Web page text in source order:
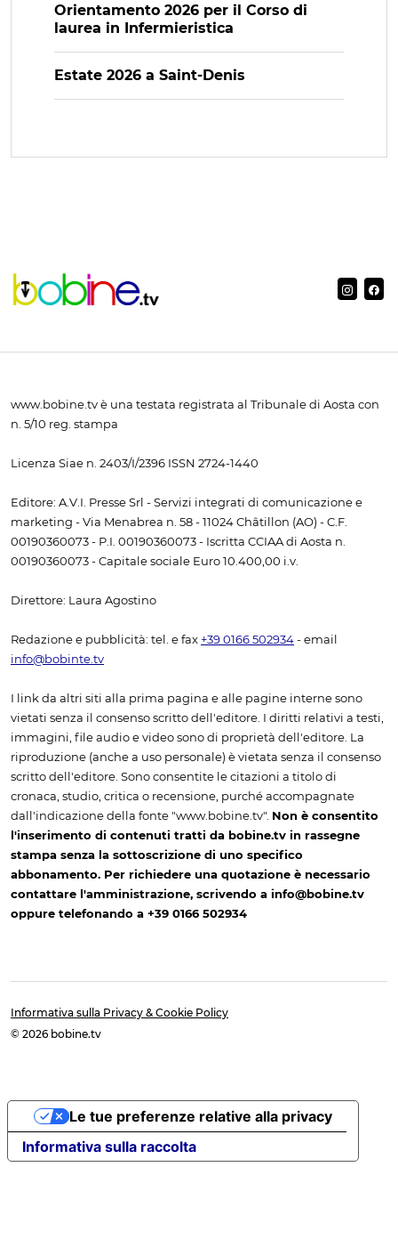
Orientamento 2026 per il Corso di
laurea in Infermieristica
Estate 2026 a Saint-Denis
www.bobine.tv è una testata registrata al Tribunale di Aosta con
n. 5/10 reg. stampa
Licenza Siae n. 2403/I/2396 ISSN 2724-1440
Editore: A.V.I. Presse Srl - Servizi integrati di comunicazione e
marketing - Via Menabrea n. 58 - 11024 Châtillon (AO) - C.F.
00190360073 - P.I. 00190360073 - Iscritta CCIAA di Aosta n.
00190360073 - Capitale sociale Euro 10.400,00 i.v.
Direttore: Laura Agostino
Redazione e pubblicità: tel. e fax +39 0166 502934 - email
info@bobinte.tv
I link da altri siti alla prima pagina e alle pagine interne sono
vietati senza il consenso scritto dell'editore. I diritti relativi a testi,
immagini, file audio e video sono di proprietà dell'editore. La
riproduzione (anche a uso personale) è vietata senza il consenso
scritto dell'editore. Sono consentite le citazioni a titolo di
cronaca, studio, critica o recensione, purché accompagnate
dall'indicazione della fonte "www.bobine.tv". Non è consentito
l'inserimento di contenuti tratti da bobine.tv in rassegne
stampa senza la sottoscrizione di uno specifico
abbonamento. Per richiedere una quotazione è necessario
contattare l'amministrazione, scrivendo a info@bobine.tv
oppure telefonando a +39 0166 502934
Informativa sulla Privacy & Cookie Policy
© 2026 bobine.tv
Informativa sulla raccolta
Le tue preferenze relative alla privacy